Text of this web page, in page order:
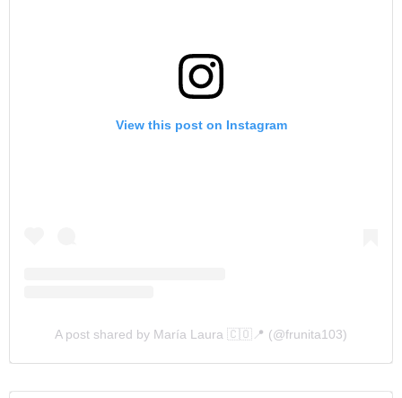
View this post on Instagram
A post shared by María Laura 🇨🇴📍 (@frunita103)